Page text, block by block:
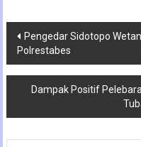
Navigasi
pos
Pengedar Sidotopo
Polrestabes
Dampak Positif